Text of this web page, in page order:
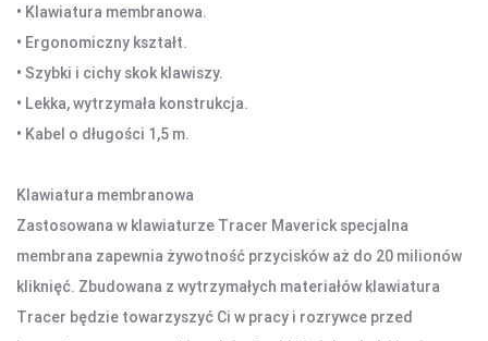
SMARTWATCHE I TABLETY
SMARTWATCHE
UCHWYTY DO SMARTFONÓW
KREATYWNE
WALKIE TALKIE
UCHWYTY I AKCESORIA TV
UCHWYTY TV/LCD
• Klawiatura membranowa.
• Ergonomiczny kształt.
• Szybki i cichy skok klawiszy.
• Lekka, wytrzymała konstrukcja.
• Kabel o długości 1,5 m.
Klawiatura membranowa
Zastosowana w klawiaturze Tracer Maverick specjalna
membrana zapewnia żywotność przycisków aż do 20 milionów
kliknięć. Zbudowana z wytrzymałych materiałów klawiatura
Tracer będzie towarzyszyć Ci w pracy i rozrywce przed